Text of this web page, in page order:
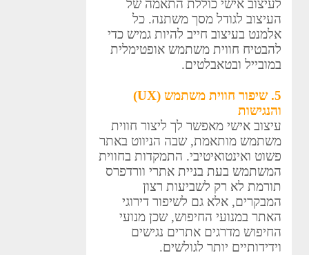
לעיצוב אישי כוללת התאמה של
העיצוב לגודל מסך משתנה. כל
אלמנט בעיצוב חייב להיות גמיש כדי
להבטיח חווית משתמש אופטימלית
במובייל ובטאבלטים.
5. שיפור חווית משתמש (UX)
והנגישות
עיצוב אישי מאפשר לך ליצור חווית
משתמש מותאמת, שבה הניווט באתר
פשוט ואינטואיטיבי. התמקדות בחווית
המשתמש בעת בניית אתרי וורדפרס
תורמת לא רק לשביעות רצון
המבקרים, אלא גם לשיפור דירוגי
האתר במנועי החיפוש, שכן מנועי
החיפוש מדרגים אתרים נגישים
וידידותיים יותר לגולשים.